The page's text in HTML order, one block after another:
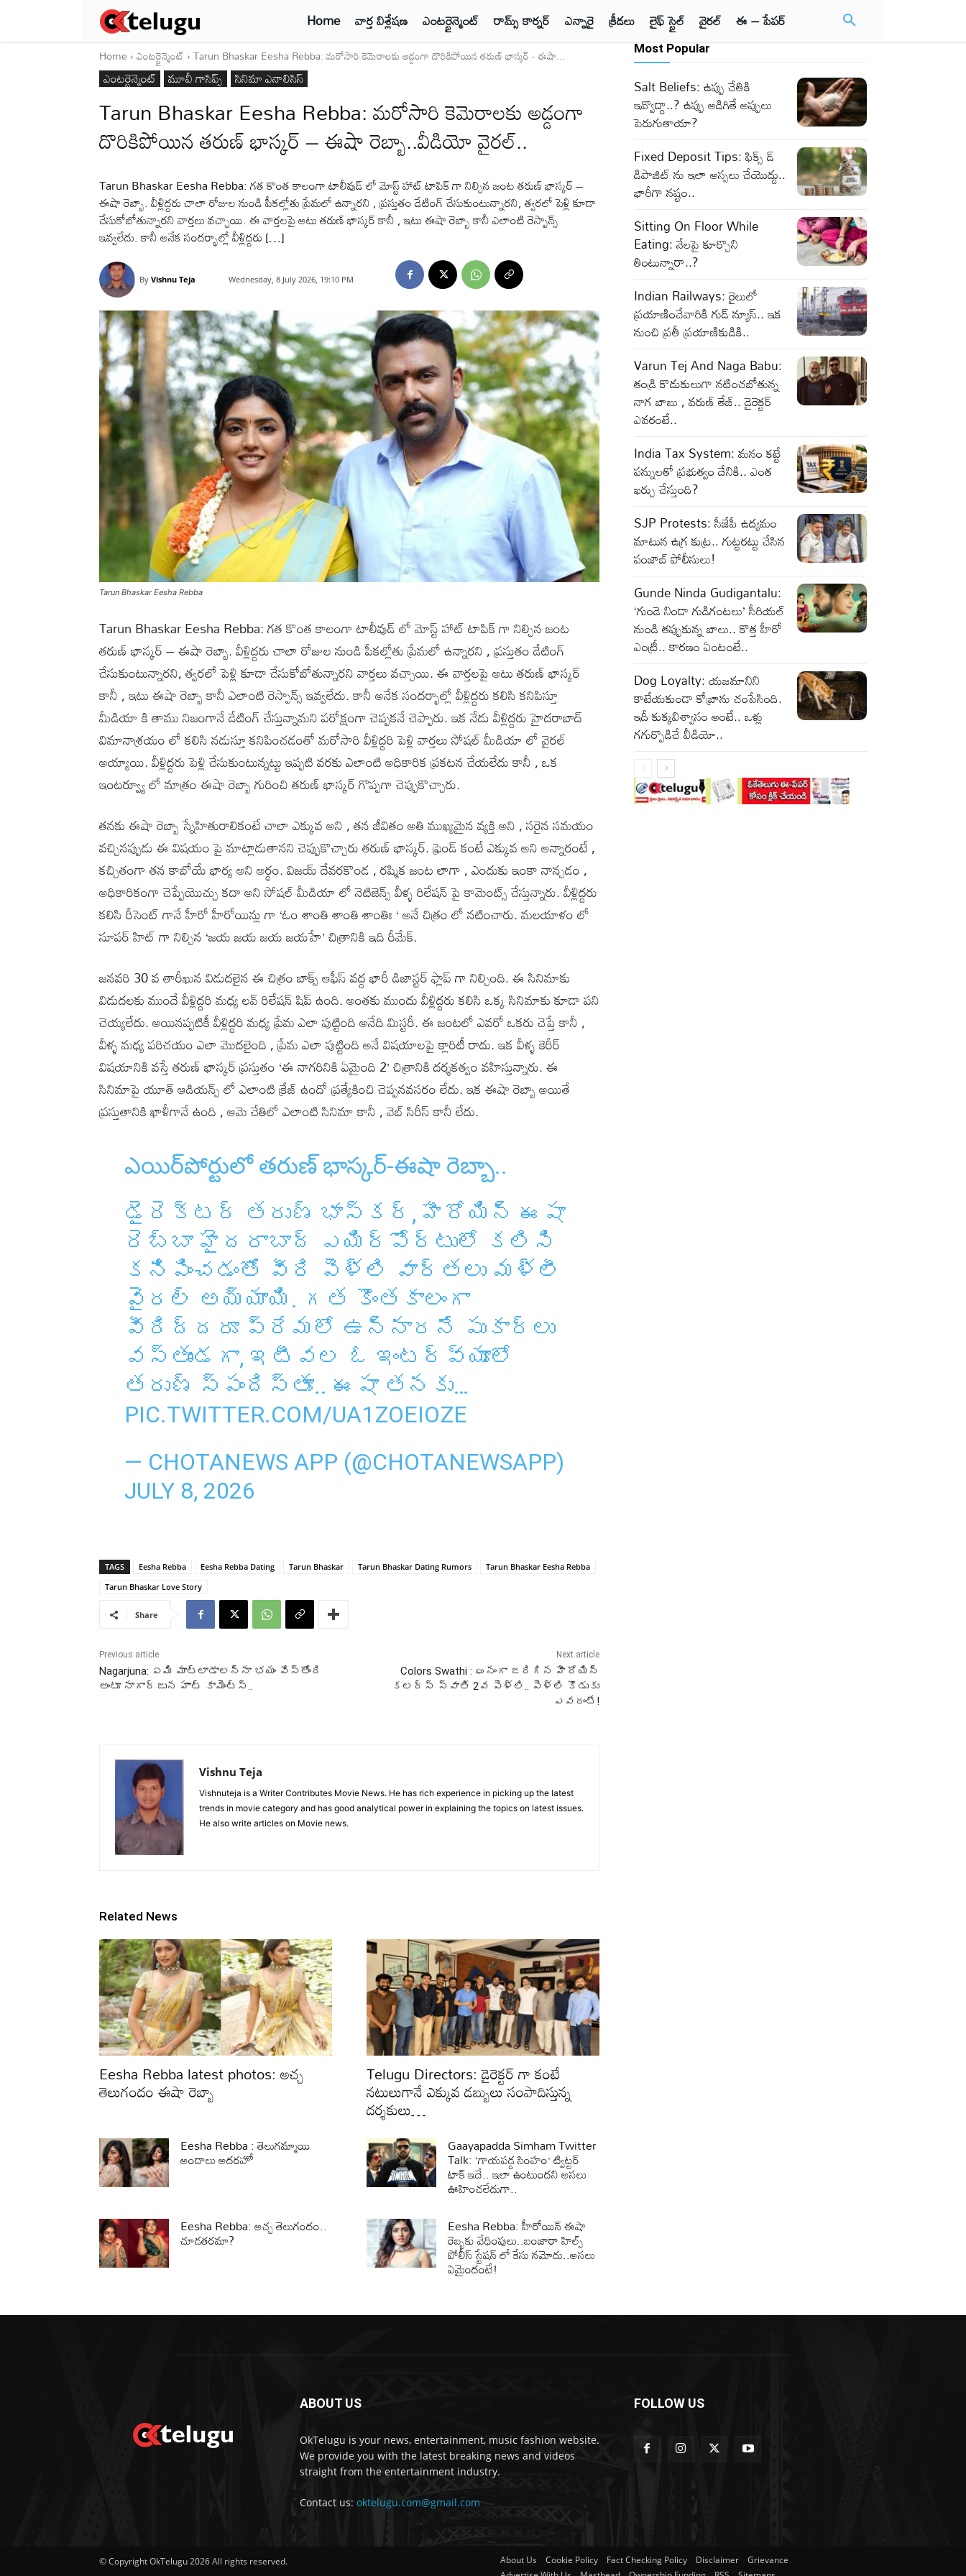
Home వార్త విశ్లేషణ ఎంటర్టైన్మెంట్ రామ్స్ కార్నర్ ఎన్నారై క్రీడలు లైఫ్ స్టైల్ వైరల్ ఈ – పేపర్
Home ఎంటర్టైన్మెంట్ Tarun Bhaskar Eesha Rebba: మరోసారి కెమెరాలకు అడ్డంగా దొరికిపోయిన తరుణ్ భాస్కర్ - ఈషా...
ఎంటర్టైన్మెంట్ మూవీ గాసిప్స్ సినిమా ఎనాలిసిస్
Tarun Bhaskar Eesha Rebba: మరోసారి కెమెరాలకు అడ్డంగా
దొరికిపోయిన తరుణ్ భాస్కర్ – ఈషా రెబ్బా..వీడియో వైరల్..
Tarun Bhaskar Eesha Rebba: గత కొంత కాలంగా టాలీవుడ్ లో మోస్ట్ హాట్ టాపిక్ గా నిల్చిన జంట తరుణ్ భాస్కర్ –
ఈషా రెబ్బా. వీళ్లిద్దరు చాలా రోజుల నుండి పీకల్లోతు ప్రేమలో ఉన్నారని , ప్రస్తుతం డేటింగ్ చేసుకుంటున్నారని, త్వరలో పెళ్లి కూడా
చేసుకోబోతున్నారని వార్తలు వచ్చాయి. ఈ వార్తలపై అటు తరుణ్ భాస్కర్ కానీ , ఇటు ఈషా రెబ్బా కానీ ఎలాంటి రెస్పాన్స్
ఇవ్వలేదు. కానీ అనేక సందర్భాల్లో వీళ్లిద్దరు […]
By Vishnu Teja Wednesday, 8 July 2026, 19:10 PM
Tarun Bhaskar Eesha Rebba
Tarun Bhaskar Eesha Rebba: గత కొంత కాలంగా టాలీవుడ్ లో మోస్ట్ హాట్ టాపిక్ గా నిల్చిన జంట
తరుణ్ భాస్కర్ – ఈషా రెబ్బా. వీళ్లిద్దరు చాలా రోజుల నుండి పీకల్లోతు ప్రేమలో ఉన్నారని , ప్రస్తుతం డేటింగ్
చేసుకుంటున్నారని, త్వరలో పెళ్లి కూడా చేసుకోబోతున్నారని వార్తలు వచ్చాయి. ఈ వార్తలపై అటు తరుణ్ భాస్కర్
కానీ , ఇటు ఈషా రెబ్బా కానీ ఎలాంటి రెస్పాన్స్ ఇవ్వలేదు. కానీ అనేక సందర్భాల్లో వీళ్లిద్దరు కలిసి కనిపిస్తూ
మీడియా కి తాము నిజంగానే డేటింగ్ చేస్తున్నామని పరోక్షంగా చెప్పకనే చెప్పారు. ఇక నేడు వీళ్లిద్దరు హైదరాబాద్
విమానాశ్రయం లో కలిసి నడుస్తూ కనిపించడంతో మరోసారి వీళ్లిద్దరి పెళ్లి వార్తలు సోషల్ మీడియా లో వైరల్
అయ్యాయి. వీళ్లిద్దరు పెళ్లి చేసుకుంటున్నట్టు ఇప్పటి వరకు ఎలాంటి అధికారిక ప్రకటన చేయలేదు కానీ , ఒక
ఇంటర్వ్యూ లో మాత్రం ఈషా రెబ్బా గురించి తరుణ్ భాస్కర్ గొప్పగా చెప్పుకొచ్చారు.
తనకు ఈషా రెబ్బా స్నేహితురాలికంటే చాలా ఎక్కువ అని , తన జీవితం అతి ముఖ్యమైన వ్యక్తి అని , సరైన సమయం
వచ్చినప్పుడు ఈ విషయం పై మాట్లాడుతానని చెప్పుకొచ్చారు తరుణ్ భాస్కర్. ఫ్రెండ్ కంటే ఎక్కువ అని అన్నారంటే ,
కచ్చితంగా తన కాబోయే భార్య అని అర్థం. విజయ్ దేవరకొండ , రష్మిక జంట లాగా , ఎందుకు ఇంకా నాన్చడం ,
అధికారికంగా చెప్పేయొచ్చు కదా అని సోషల్ మీడియా లో నెటిజెన్స్ వీళ్ళ రిలేషన్ పై కామెంట్స్ చేస్తున్నారు. వీళ్లిద్దరు
కలిసి రీసెంట్ గానే హీరో హీరోయిన్లు గా ‘ఓం శాంతి శాంతి శాంతిః ‘ అనే చిత్రం లో నటించారు. మలయాళం లో
సూపర్ హిట్ గా నిల్చిన ‘జయ జయ జయ జయహే’ చిత్రానికి ఇది రీమేక్.
జనవరి 30 వ తారీఖున విడుదలైన ఈ చిత్రం బాక్స్ ఆఫీస్ వద్ద భారీ డిజాస్టర్ ఫ్లాప్ గా నిల్చింది. ఈ సినిమాకు
విడుదలకు ముందే వీళ్లిద్దరి మధ్య లవ్ రిలేషన్ షిప్ ఉంది. అంతకు ముందు వీళ్లిద్దరు కలిసి ఒక్క సినిమాకు కూడా పని
చెయ్యలేదు. అయినప్పటికీ వీళ్లిద్దరి మధ్య ప్రేమ ఎలా పుట్టింది అనేది మిస్టరీ. ఈ జంటలో ఎవరో ఒకరు చెప్తే కానీ ,
వీళ్ళ మధ్య పరిచయం ఎలా మొదలైంది , ప్రేమ ఎలా పుట్టింది అనే విషయాలపై క్లారిటీ రాదు. ఇక వీళ్ళ కెరీర్
విషయానికి వస్తే తరుణ్ భాస్కర్ ప్రస్తుతం ‘ఈ నాగరినికి ఏమైంది 2’ చిత్రానికి దర్శకత్వం వహిస్తున్నారు. ఈ
సినిమాపై యూత్ ఆడియన్స్ లో ఎలాంటి క్రేజ్ ఉందో ప్రత్యేకించి చెప్పనవసరం లేదు. ఇక ఈషా రెబ్బా అయితే
ప్రస్తుతానికి ఖాళీగానే ఉంది , ఆమె చేతిలో ఎలాంటి సినిమా కానీ , వెబ్ సిరీస్ కానీ లేదు.
ఎయిర్‌పోర్టులో తరుణ్ భాస్కర్-ఈషా రెబ్బా..
డైరెక్టర్ తరుణ్ భాస్కర్, హీరోయిన్ ఈషా
రెబ్బా హైదరాబాద్ ఎయిర్‌పోర్టులో కలిసి
కనిపించడంతో వీరి పెళ్లి వార్తలు మళ్లీ
వైరల్ అయ్యాయి. గత కొంతకాలంగా
వీరిద్దరూ ప్రేమలో ఉన్నారనే పుకార్లు
వస్తుండగా, ఇటీవల ఓ ఇంటర్వ్యూలో
తరుణ్ స్పందిస్తూ.. ఈషా తనకు…
PIC.TWITTER.COM/UA1ZOEIOZE
— CHOTANEWS APP (@CHOTANEWSAPP)
JULY 8, 2026
TAGS Eesha Rebba Eesha Rebba Dating Tarun Bhaskar Tarun Bhaskar Dating Rumors
Tarun Bhaskar Eesha Rebba
Tarun Bhaskar Love Story
Share
Previous article
Nagarjuna: ఏమి మాట్లాడాలన్నా భయం వేస్తోంది
అంటూ నాగార్జున హాట్ కామెంట్స్..
Next article
Colors Swathi : ఘనంగా జరిగిన హీరోయిన్
కలర్స్ స్వాతి 2వ పెళ్లి.. పెళ్లి కొడుకు
ఎవరంటే!
Vishnu Teja
Vishnuteja is a Writer Contributes Movie News. He has rich experience in picking up the latest
trends in movie category and has good analytical power in explaining the topics on latest issues.
He also write articles on Movie news.
Related News
Eesha Rebba latest photos: అచ్చ
తెలుగందం ఈషా రెబ్బా
Telugu Directors: డైరెక్టర్ గా కంటే
నటులుగానే ఎక్కువ డబ్బులు సంపాదిస్తున్న
దర్శకులు…
Eesha Rebba : తెలుగమ్మాయి
అందాలు అదరహో
Gaayapadda Simham Twitter
Talk: ‘గాయపడ్డ సింహం’ ట్విట్టర్
టాక్ ఇదే.. ఇలా ఉంటుందని అసలు
ఊహించలేదుగా..
Eesha Rebba: అచ్చ తెలుగందం..
చూడతరమా?
Eesha Rebba: హీరోయిన్ ఈషా
రెబ్బకు వేధింపులు..బంజారా హిల్స్
పోలీస్ స్టేషన్ లో కేసు నమోదు..అసలు
ఏమైందంటే!
Most Popular
Salt Beliefs: ఉప్పు చేతికి
ఇవ్వొద్దా..? ఉప్పు అడిగితే అప్పులు
పెరుగుతాయా?
Fixed Deposit Tips: ఫిక్స్ డ్
డిపాజిట్ ను ఇలా అస్సలు చేయొద్దు..
భారీగా నష్టం..
Sitting On Floor While
Eating: నేలపై కూర్చొని
తింటున్నారా..?
Indian Railways: రైలులో
ప్రయాణించేవారికి గుడ్ న్యూస్.. ఇక
నుంచి ప్రతీ ప్రయాణికుడికి..
Varun Tej And Naga Babu:
తండ్రి కొడుకులుగా నటించబోతున్న
నాగ బాబు , వరుణ్ తేజ్.. డైరెక్టర్
ఎవరంటే..
India Tax System: మనం కట్టే
పన్నులతో ప్రభుత్వం దేనికి.. ఎంత
ఖర్చు చేస్తుంది?
SJP Protests: సీజేపీ ఉద్యమం
మాటున ఉగ్ర కుట్ర.. గుట్టరట్టు చేసిన
పంజాబ్‌ పోలీసులు!
Gunde Ninda Gudigantalu:
‘గుండె నిండా గుడిగంటలు’ సీరియల్
నుండి తప్పుకున్న బాలు.. కొత్త హీరో
ఎంట్రీ.. కారణం ఏంటంటే..
Dog Loyalty: యజమానిని
కాటేయకుండా కోబ్రాను చంపేసింది.
ఇదీ కుక్కవిశ్వాసం అంటే.. ఒళ్లు
గగుర్పొడిచే వీడియో..
ABOUT US
OkTelugu is your news, entertainment, music fashion website.
We provide you with the latest breaking news and videos
straight from the entertainment industry.
Contact us: oktelugu.com@gmail.com
FOLLOW US
© Copyright OkTelugu 2026 All rights reserved. About Us Cookie Policy Fact Checking Policy Disclaimer
Grievance